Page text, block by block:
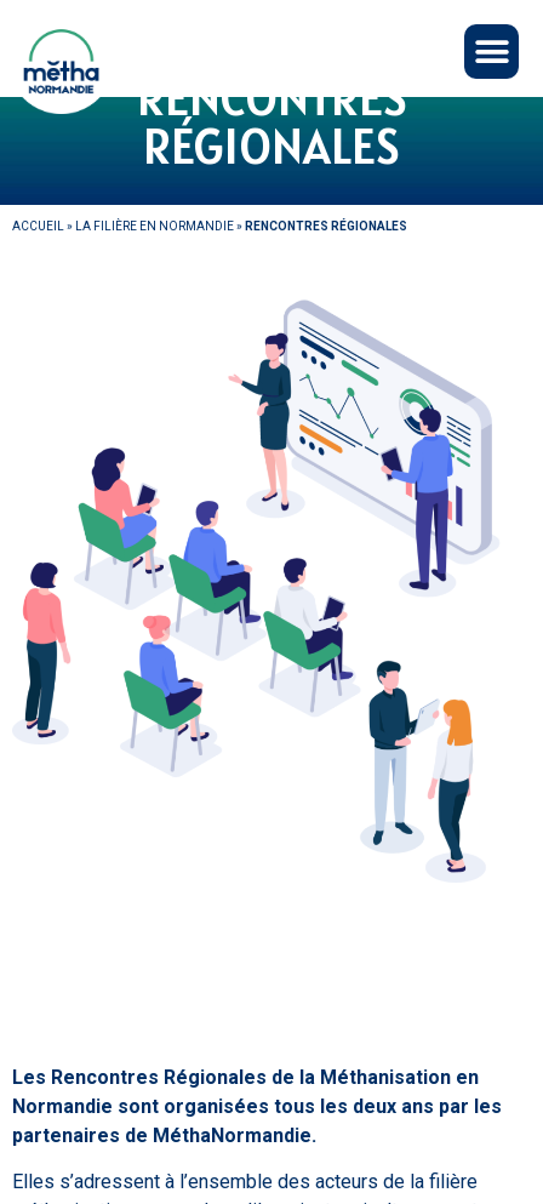
RENCONTRES
RÉGIONALES
ACCUEIL» LA FILIÈRE EN NORMANDIE» RENCONTRES RÉGIONALES
Les Rencontres Régionales de la Méthanisation en
Normandie sont organisées tous les deux ans par les
partenaires de MéthaNormandie.
Elles s’adressent à l’ensemble des acteurs de la filière